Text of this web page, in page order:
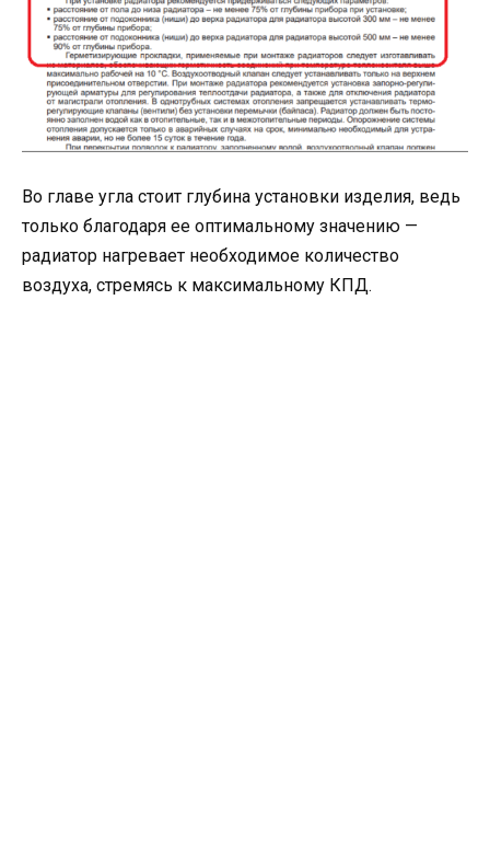
Во главе угла стоит глубина установки изделия, ведь
только благодаря ее оптимальному значению —
радиатор нагревает необходимое количество
воздуха, стремясь к максимальному КПД.